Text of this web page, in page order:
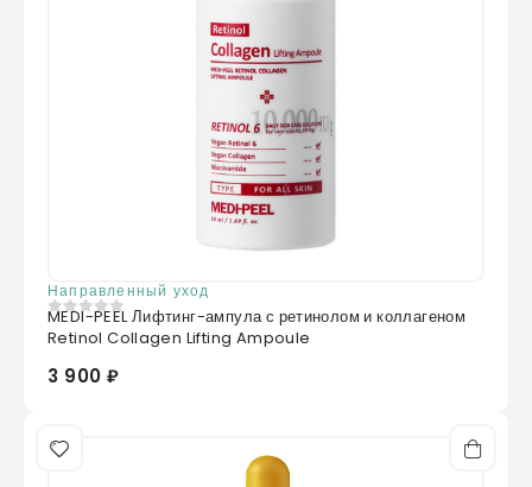
Направленный уход
0из 5
MEDI-PEEL Лифтинг-ампула с ретинолом и коллагеном
Retinol Collagen Lifting Ampoule
3 900 ₽